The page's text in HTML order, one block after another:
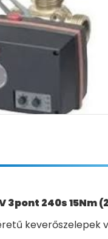
3pont 240s 15Nm